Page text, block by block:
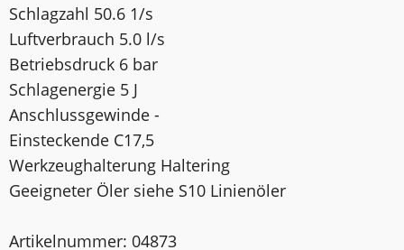
Schlagzahl 50.6 1/s
Luftverbrauch 5.0 l/s
Betriebsdruck 6 bar
Schlagenergie 5 J
Anschlussgewinde -
Einsteckende C17,5
Werkzeughalterung Haltering
Geeigneter Öler siehe S10 Linienöler
Artikelnummer: 04873